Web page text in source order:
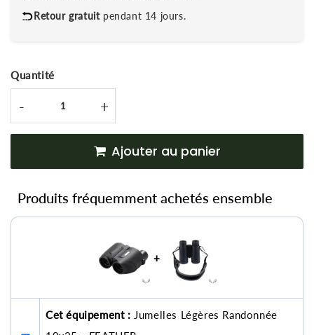
Retour gratuitpendant 14 jours.
Quantité
- +
Ajouter au panier
Produits fréquemment achetés ensemble
+
Cet équipement : Jumelles Légères Randonnée